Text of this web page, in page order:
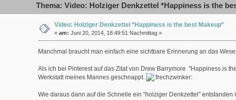
Thema: Video: Holziger Denkzettel *Happiness is the
Video: Holziger Denkzettel *Happiness is the best Makeup*
« am: Juni 20, 2014, 18:49:51 Nachmittag »
Manchmal braucht man einfach eine sichtbare Erinnerung an das
Als ich bei Pinterest auf das Zitat von Drew Barrymore "Happiness is
Werkstatt meines Mannes geschnappt.
Wie daraus dann auf die Schnelle ein "holziger Denkzettel" entstanden